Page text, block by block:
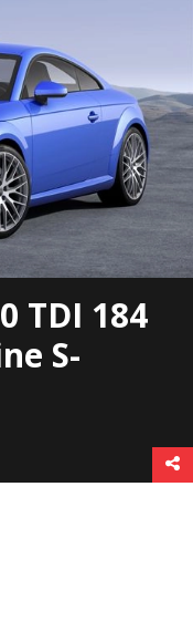
TDI 184
S-